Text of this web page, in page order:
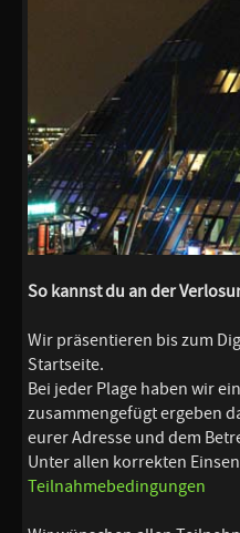
So kannst du an der
Wir präsentieren bis zum
Startseite.
Bei jeder Plage haben wir
zusammengefügt ergeben
eurer Adresse und dem
Unter allen korrekten
Teilnahmebedingungen